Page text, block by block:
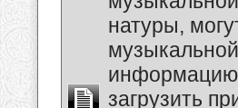
натуры,
информацию
загрузить